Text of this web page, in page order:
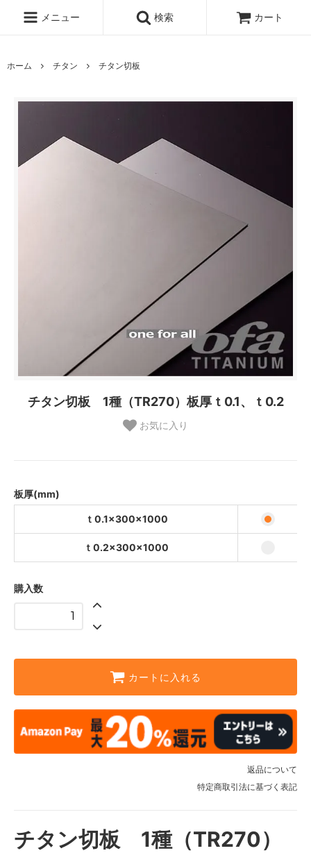
メニュー 検索 カート
ホーム チタン チタン切板
チタン切板 1種（TR270）板厚ｔ0.1、ｔ0.2
お気に入り
板厚(mm)
ｔ0.1×300×1000
ｔ0.2×300×1000
購入数
カートに入れる
返品について
特定商取引法に基づく表記
チタン切板 1種（TR270）